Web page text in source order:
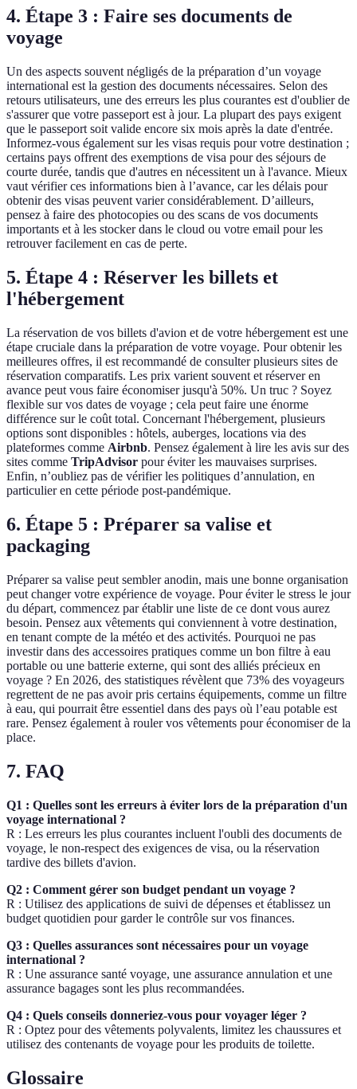
4. Étape 3 : Faire ses documents de
voyage
Un des aspects souvent négligés de la préparation d’un voyage
international est la gestion des documents nécessaires. Selon des
retours utilisateurs, une des erreurs les plus courantes est d'oublier de
s'assurer que votre passeport est à jour. La plupart des pays exigent
que le passeport soit valide encore six mois après la date d'entrée.
Informez-vous également sur les visas requis pour votre destination ;
certains pays offrent des exemptions de visa pour des séjours de
courte durée, tandis que d'autres en nécessitent un à l'avance. Mieux
vaut vérifier ces informations bien à l’avance, car les délais pour
obtenir des visas peuvent varier considérablement. D’ailleurs,
pensez à faire des photocopies ou des scans de vos documents
importants et à les stocker dans le cloud ou votre email pour les
retrouver facilement en cas de perte.
5. Étape 4 : Réserver les billets et
l'hébergement
La réservation de vos billets d'avion et de votre hébergement est une
étape cruciale dans la préparation de votre voyage. Pour obtenir les
meilleures offres, il est recommandé de consulter plusieurs sites de
réservation comparatifs. Les prix varient souvent et réserver en
avance peut vous faire économiser jusqu'à 50%. Un truc ? Soyez
flexible sur vos dates de voyage ; cela peut faire une énorme
différence sur le coût total. Concernant l'hébergement, plusieurs
options sont disponibles : hôtels, auberges, locations via des
plateformes comme Airbnb. Pensez également à lire les avis sur des
sites comme TripAdvisor pour éviter les mauvaises surprises.
Enfin, n’oubliez pas de vérifier les politiques d’annulation, en
particulier en cette période post-pandémique.
6. Étape 5 : Préparer sa valise et
packaging
Préparer sa valise peut sembler anodin, mais une bonne organisation
peut changer votre expérience de voyage. Pour éviter le stress le jour
du départ, commencez par établir une liste de ce dont vous aurez
besoin. Pensez aux vêtements qui conviennent à votre destination,
en tenant compte de la météo et des activités. Pourquoi ne pas
investir dans des accessoires pratiques comme un bon filtre à eau
portable ou une batterie externe, qui sont des alliés précieux en
voyage ? En 2026, des statistiques révèlent que 73% des voyageurs
regrettent de ne pas avoir pris certains équipements, comme un filtre
à eau, qui pourrait être essentiel dans des pays où l’eau potable est
rare. Pensez également à rouler vos vêtements pour économiser de la
place.
7. FAQ
Q1 : Quelles sont les erreurs à éviter lors de la préparation d'un
voyage international ?
R : Les erreurs les plus courantes incluent l'oubli des documents de
voyage, le non-respect des exigences de visa, ou la réservation
tardive des billets d'avion.
Q2 : Comment gérer son budget pendant un voyage ?
R : Utilisez des applications de suivi de dépenses et établissez un
budget quotidien pour garder le contrôle sur vos finances.
Q3 : Quelles assurances sont nécessaires pour un voyage
international ?
R : Une assurance santé voyage, une assurance annulation et une
assurance bagages sont les plus recommandées.
Q4 : Quels conseils donneriez-vous pour voyager léger ?
R : Optez pour des vêtements polyvalents, limitez les chaussures et
utilisez des contenants de voyage pour les produits de toilette.
Glossaire